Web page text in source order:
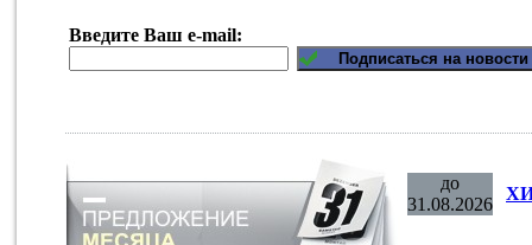
Введите Ваш e-mail:
до
31.08.2026